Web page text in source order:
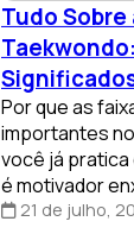
Tudo Sobre
Por que as
importantes
você já
é motivador
21 de julho,